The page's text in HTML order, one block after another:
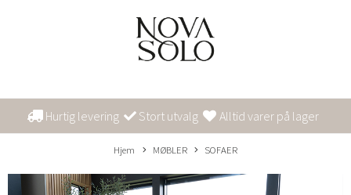
Hurtig levering Stort utvalg Alltid varer på lager
Hjem MØBLER SOFAER